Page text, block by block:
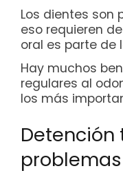
Los dientes son
eso requieren
oral es parte de
Hay muchos
regulares al
los más